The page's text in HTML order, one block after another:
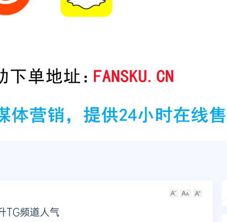
TG频道人气